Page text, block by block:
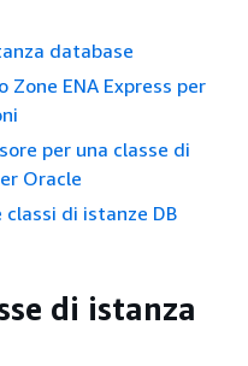
database
ENA Express per
per una classe di
Oracle
di istanze DB
di istanza